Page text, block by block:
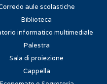
aule scolastiche
Biblioteca
informatico multimediale
Palestra
Sala di proiezione
Cappella